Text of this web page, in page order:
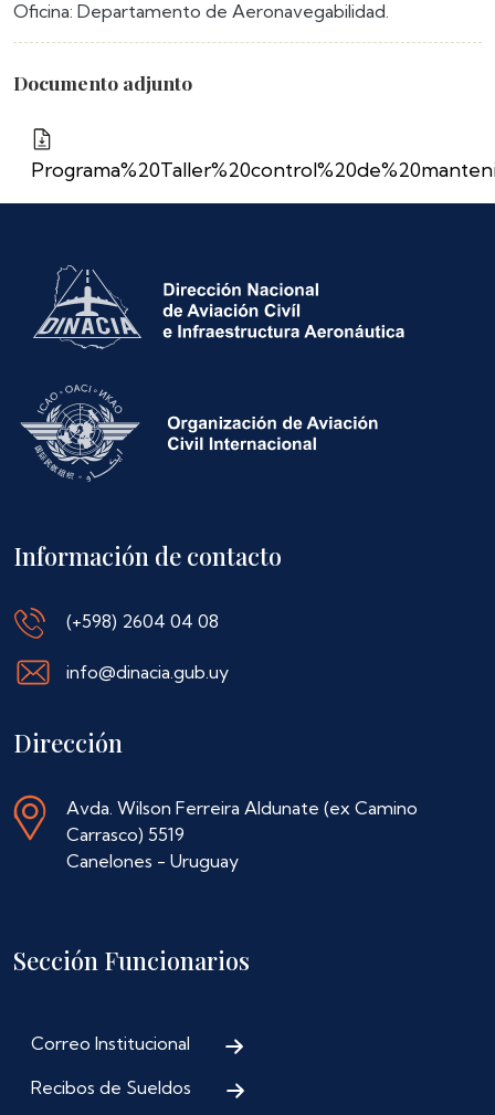
Oficina: Departamento de Aeronavegabilidad.
Documento adjunto
Información de contacto
(+598) 2604 04 08
info@dinacia.gub.uy
Dirección
Avda. Wilson Ferreira Aldunate (ex Camino
Carrasco) 5519
Canelones - Uruguay
Sección Funcionarios
Correo Institucional
Recibos de Sueldos